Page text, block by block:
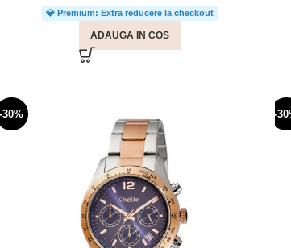
💎 Premium: Extra reducere la checkout
ADAUGA IN COS
-30% -